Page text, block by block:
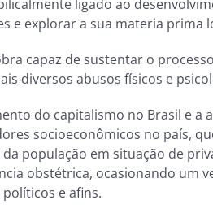
ligado ao
e explorar a sua materia prima
capaz de sustentar o
diversos abusos físicos e
do capitalismo no Brasil e
socioeconômicos no país,
população em situação de
obstétrica, ocasionando um
e afins.